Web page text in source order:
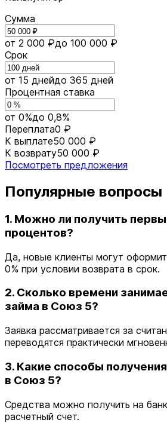
Сумма
от 2 000 ₽до 100 000 ₽
Срок
от 15 днейдо 365 дней
Процентная ставка
от 0%до 0,8%
Переплата0 ₽
К выплате50 000 ₽
К возврату50 000 ₽
Посмотреть предложения
Популярные вопросы
1. Можно ли получить
процентов?
Да, новые клиенты могут
0% при условии возврата в срок.
2. Сколько времени
займа в Союз 5?
Заявка рассматривается за
переводятся практически
3. Какие способы
в Союз 5?
Средства можно получить на
расчетный счет.